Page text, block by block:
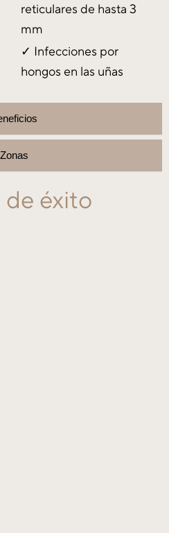
Zonas
reticulares de hasta 3
mm
✓ Infecciones por
hongos en las uñas
de éxito